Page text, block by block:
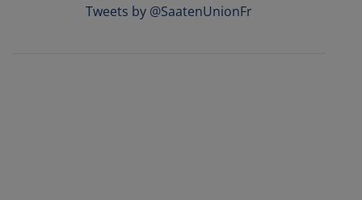
Tweets by @SaatenUnionFr